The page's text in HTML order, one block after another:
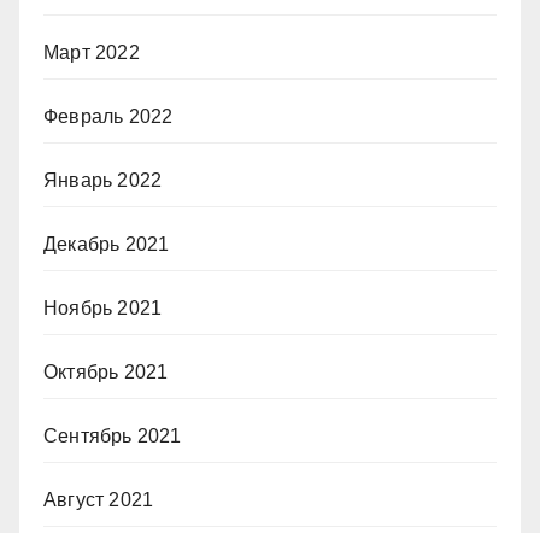
Март 2022
Февраль 2022
Январь 2022
Декабрь 2021
Ноябрь 2021
Октябрь 2021
Сентябрь 2021
Август 2021